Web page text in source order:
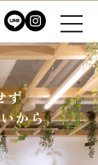
ず
から
ず
から